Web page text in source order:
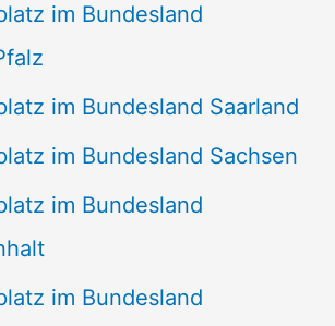
im Bundesland
im Bundesland Saarland
im Bundesland Sachsen
im Bundesland
im Bundesland